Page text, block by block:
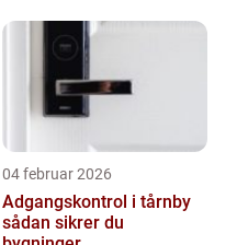
04 februar 2026
Adgangskontrol i tårnby
sådan sikrer du